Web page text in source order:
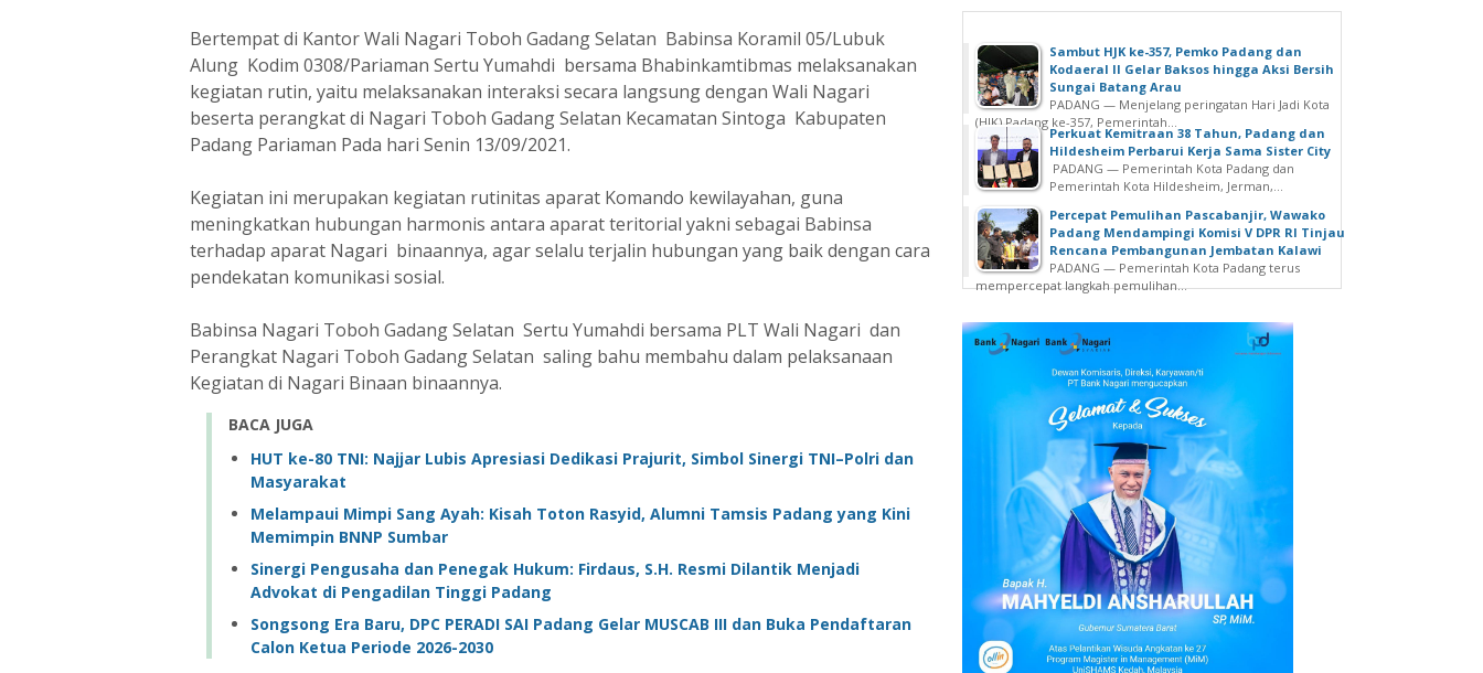
Bertempat di Kantor Wali Nagari Toboh Gadang Selatan Babinsa Koramil 05/Lubuk
Alung Kodim 0308/Pariaman Sertu Yumahdi bersama Bhabinkamtibmas melaksanakan
kegiatan rutin, yaitu melaksanakan interaksi secara langsung dengan Wali Nagari
beserta perangkat di Nagari Toboh Gadang Selatan Kecamatan Sintoga Kabupaten
Padang Pariaman Pada hari Senin 13/09/2021.
Kegiatan ini merupakan kegiatan rutinitas aparat Komando kewilayahan, guna
meningkatkan hubungan harmonis antara aparat teritorial yakni sebagai Babinsa
terhadap aparat Nagari binaannya, agar selalu terjalin hubungan yang baik dengan cara
pendekatan komunikasi sosial.
Babinsa Nagari Toboh Gadang Selatan Sertu Yumahdi bersama PLT Wali Nagari dan
Perangkat Nagari Toboh Gadang Selatan saling bahu membahu dalam pelaksanaan
Kegiatan di Nagari Binaan binaannya.
BACA JUGA
HUT ke-80 TNI: Najjar Lubis Apresiasi Dedikasi Prajurit, Simbol Sinergi TNI–Polri dan
Masyarakat
Melampaui Mimpi Sang Ayah: Kisah Toton Rasyid, Alumni Tamsis Padang yang Kini
Memimpin BNNP Sumbar
Sinergi Pengusaha dan Penegak Hukum: Firdaus, S.H. Resmi Dilantik Menjadi
Advokat di Pengadilan Tinggi Padang
Songsong Era Baru, DPC PERADI SAI Padang Gelar MUSCAB III dan Buka Pendaftaran
Calon Ketua Periode 2026-2030
Sambut HJK ke-357, Pemko Padang dan
Kodaeral II Gelar Baksos hingga Aksi Bersih
Sungai Batang Arau
PADANG — Menjelang peringatan Hari Jadi Kota
(HJK) Padang ke-357, Pemerintah...
Perkuat Kemitraan 38 Tahun, Padang dan
Hildesheim Perbarui Kerja Sama Sister City
PADANG — Pemerintah Kota Padang dan
Pemerintah Kota Hildesheim, Jerman,...
Percepat Pemulihan Pascabanjir, Wawako
Padang Mendampingi Komisi V DPR RI Tinjau
Rencana Pembangunan Jembatan Kalawi
PADANG — Pemerintah Kota Padang terus
mempercepat langkah pemulihan...